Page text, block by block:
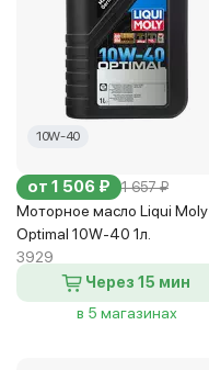
10W-40
от 1 506 ₽ 1 657 ₽
Моторное масло Liqui Moly
Optimal 10W-40 1л.
3929
Через 15 мин
в 5 магазинах